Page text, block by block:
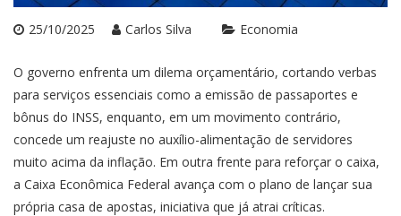
25/10/2025 Carlos Silva Economia
O governo enfrenta um dilema orçamentário, cortando verbas
para serviços essenciais como a emissão de passaportes e
bônus do INSS, enquanto, em um movimento contrário,
concede um reajuste no auxílio-alimentação de servidores
muito acima da inflação. Em outra frente para reforçar o caixa,
a Caixa Econômica Federal avança com o plano de lançar sua
própria casa de apostas, iniciativa que já atrai críticas.